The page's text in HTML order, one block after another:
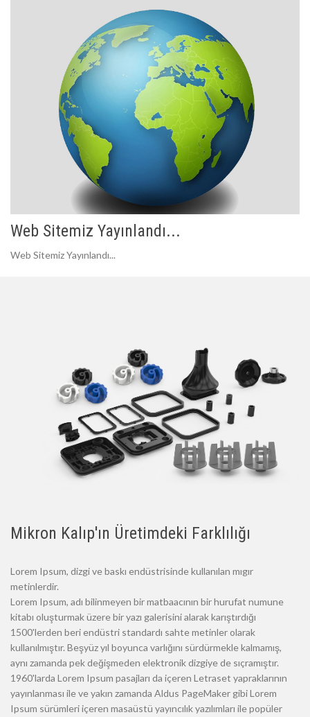
Web Sitemiz Yayınlandı...
Web Sitemiz Yayınlandı...
Mikron Kalıp'ın Üretimdeki Farklılığı
Lorem Ipsum, dizgi ve baskı endüstrisinde kullanılan mıgır
metinlerdir.
Lorem Ipsum, adı bilinmeyen bir matbaacının bir hurufat numune
kitabı oluşturmak üzere bir yazı galerisini alarak karıştırdığı
1500'lerden beri endüstri standardı sahte metinler olarak
kullanılmıştır. Beşyüz yıl boyunca varlığını sürdürmekle kalmamış,
aynı zamanda pek değişmeden elektronik dizgiye de sıçramıştır.
1960'larda Lorem Ipsum pasajları da içeren Letraset yapraklarının
yayınlanması ile ve yakın zamanda Aldus PageMaker gibi Lorem
Ipsum sürümleri içeren masaüstü yayıncılık yazılımları ile popüler